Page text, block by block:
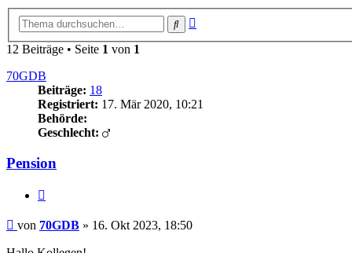
Suche
12 Beiträge • Seite 1 von 1
70GDB
Beiträge: 18
Registriert: 17. Mär 2020, 10:21
Behörde:
Geschlecht:
Pension
Beitrag
von 70GDB » 16. Okt 2023, 18:50